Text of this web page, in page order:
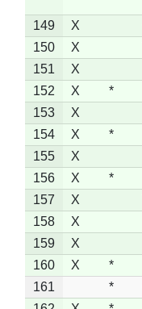
149 X
150
X
151
X
152
X *
153
X
154
X *
155
X
156
X *
157
X
158
X
159
X
160
X *
161
*